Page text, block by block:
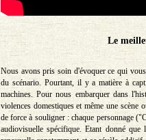
Le
Nous avons pris soin d'évoquer ce qui
du scénario. Pourtant, il y a matière à
machines. Pour nous embarquer dans
violences domestiques et même une
de force à souligner : chaque personnage
audiovisuelle spécifique. Etant donné